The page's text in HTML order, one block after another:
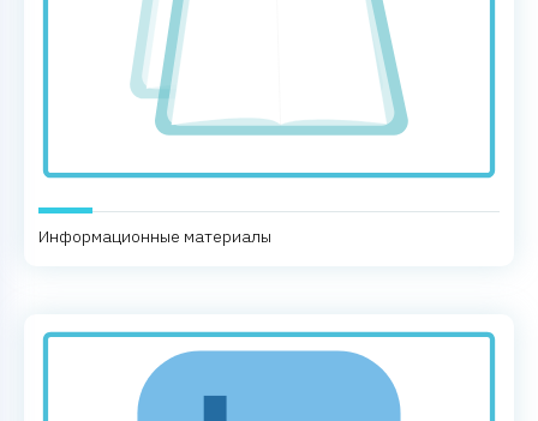
Информационные материалы